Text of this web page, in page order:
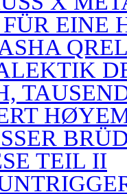
FÜR EINE
TEIL II